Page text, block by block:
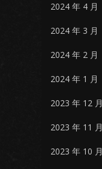
2024 年 4 月
2024 年 3 月
2024 年 2 月
2024 年 1 月
2023 年 12 月
2023 年 11 月
2023 年 10 月